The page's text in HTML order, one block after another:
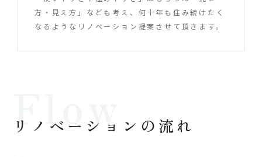
方・見え方」なども考え、何十年も住み続けたく
なるようなリノベーション提案させて頂きます。
リノベーションの流れ